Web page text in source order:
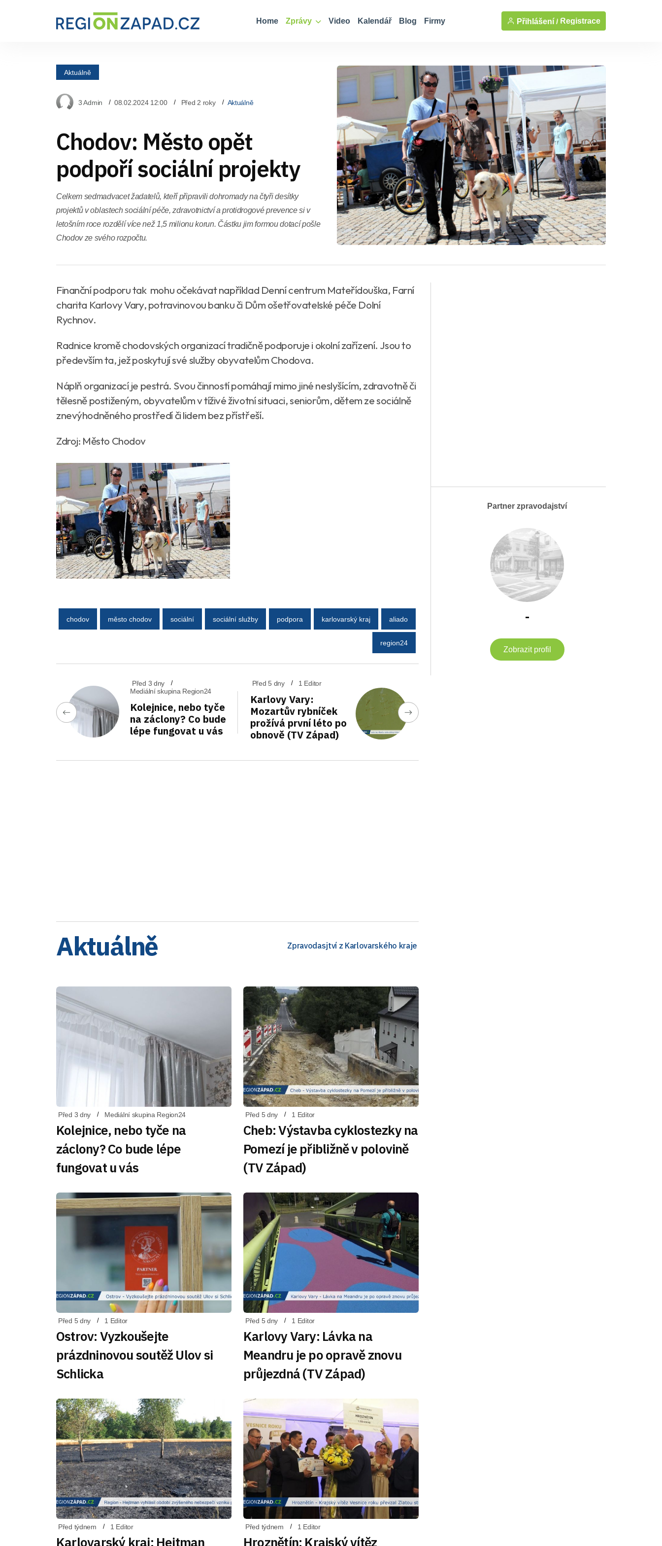
Home Zprávy Video Kalendář Blog Firmy Přihlášení / Registrace
Aktuálně
3 Admin 08.02.2024 12:00 Před 2 roky Aktuálně
Chodov: Město opět
podpoří sociální projekty
Celkem sedmadvacet žadatelů, kteří připravili dohromady na čtyři desítky
projektů v oblastech sociální péče, zdravotnictví a protidrogové prevence si v
letošním roce rozdělí více než 1,5 milionu korun. Částku jim formou dotací pošle
Chodov ze svého rozpočtu.
Finanční podporu tak mohu očekávat například Denní centrum Mateřídouška, Farní
charita Karlovy Vary, potravinovou banku či Dům ošetřovatelské péče Dolní
Rychnov.
Radnice kromě chodovských organizací tradičně podporuje i okolní zařízení. Jsou to
především ta, jež poskytují své služby obyvatelům Chodova.
Náplň organizací je pestrá. Svou činností pomáhají mimo jiné neslyšícím, zdravotně či
tělesně postiženým, obyvatelům v tíživé životní situaci, seniorům, dětem ze sociálně
znevýhodněného prostředí či lidem bez přístřeší.
Zdroj: Město Chodov
chodov město chodov sociální sociální služby podpora karlovarský kraj aliado
region24
Před 3 dny
Mediální skupina Region24
Kolejnice, nebo tyče
na záclony? Co bude
lépe fungovat u vás
Před 5 dny 1 Editor
Karlovy Vary:
Mozartův rybníček
prožívá první léto po
obnově (TV Západ)
Aktuálně Zpravodasjtví z Karlovarského kraje
Před 3 dny Mediální skupina Region24
Kolejnice, nebo tyče na
záclony? Co bude lépe
fungovat u vás
Před 5 dny 1 Editor
Cheb: Výstavba cyklostezky na
Pomezí je přibližně v polovině
(TV Západ)
Před 5 dny 1 Editor
Ostrov: Vyzkoušejte
prázdninovou soutěž Ulov si
Schlicka
Před 5 dny 1 Editor
Karlovy Vary: Lávka na
Meandru je po opravě znovu
průjezdná (TV Západ)
Před týdnem 1 Editor
Karlovarský kraj: Hejtman
Před týdnem 1 Editor
Hroznětín: Krajský vítěz
Partner zpravodajství
-
Zobrazit profil